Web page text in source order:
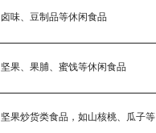
卤味、豆制品等休闲食品
坚果、果脯、蜜饯等休闲食品
坚果炒货类食品，如山核桃、瓜子等